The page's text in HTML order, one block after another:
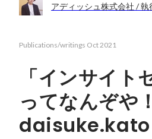
アディッシュ株式会社 /
Publications/writings Oct 2021
「インサイト
ってなんぞや